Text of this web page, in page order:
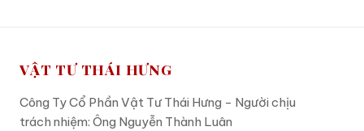
VẬT TƯ THÁI HƯNG
Công Ty Cổ Phần Vật Tư Thái Hưng - Người chịu
trách nhiệm: Ông Nguyễn Thành Luân